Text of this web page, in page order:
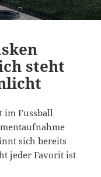
steht
im Fussball
sich bereits
jeder Favorit ist